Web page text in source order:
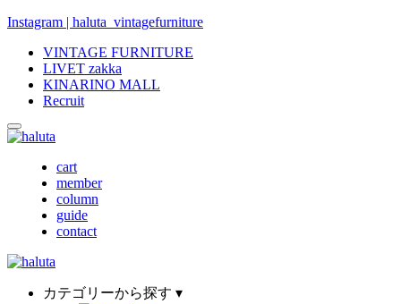
Instagram | haluta_vintagefurniture
VINTAGE FURNITURE
LIVET zakka
KINARINO MALL
Recruit
cart
member
column
guide
contact
カテゴリーから探す ▾